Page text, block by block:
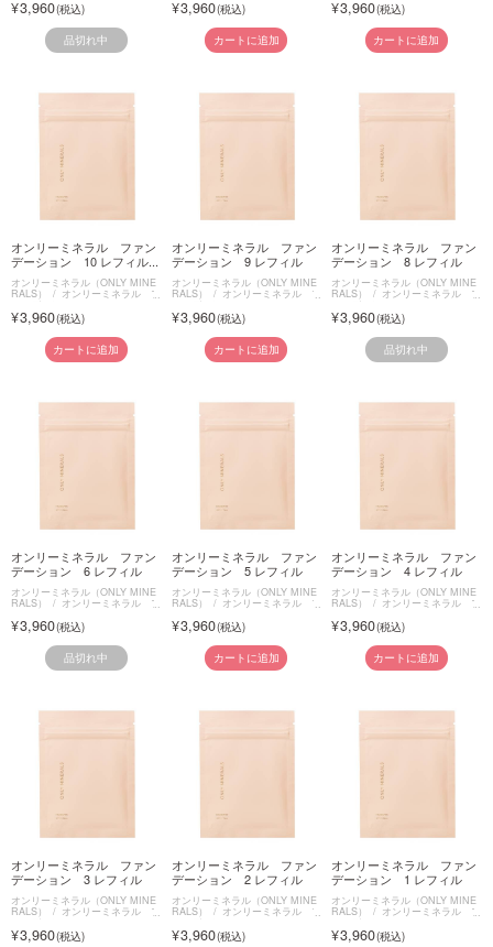
3,960
品切れ中
3,960
カートに追加
3,960
カートに追加
オンリーミネラル ファン
デーション 10 レフィル...
オンリーミネラル（ONLY MINE
RALS） オンリーミネラル フ
ァンデーション
3,960
カートに追加
オンリーミネラル ファン
デーション 9 レフィル
オンリーミネラル（ONLY MINE
RALS） オンリーミネラル フ
ァンデーション
3,960
カートに追加
オンリーミネラル ファン
デーション 8 レフィル
オンリーミネラル（ONLY MINE
RALS） オンリーミネラル フ
ァンデーション
3,960
品切れ中
オンリーミネラル ファン
デーション 6 レフィル
オンリーミネラル（ONLY MINE
RALS） オンリーミネラル フ
3,960
品切れ中
オンリーミネラル ファン
デーション 5 レフィル
オンリーミネラル（ONLY MINE
RALS） オンリーミネラル フ
3,960
カートに追加
オンリーミネラル ファン
デーション 4 レフィル
オンリーミネラル（ONLY MINE
RALS） オンリーミネラル フ
3,960
カートに追加
オンリーミネラル ファン
デーション 3 レフィル
オンリーミネラル（ONLY MINE
RALS） オンリーミネラル フ
ァンデーション
3,960
オンリーミネラル ファン
デーション 2 レフィル
オンリーミネラル（ONLY MINE
RALS） オンリーミネラル フ
ァンデーション
3,960
オンリーミネラル ファン
デーション 1 レフィル
オンリーミネラル（ONLY MINE
RALS） オンリーミネラル フ
ァンデーション
3,960